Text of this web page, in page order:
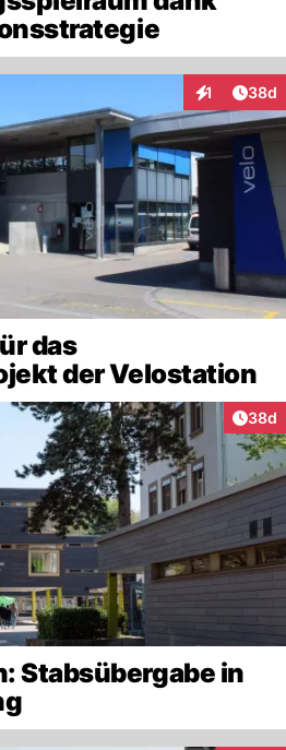
1
Interaktionen
38d
das
der Velostation
38d
Stabsübergabe in